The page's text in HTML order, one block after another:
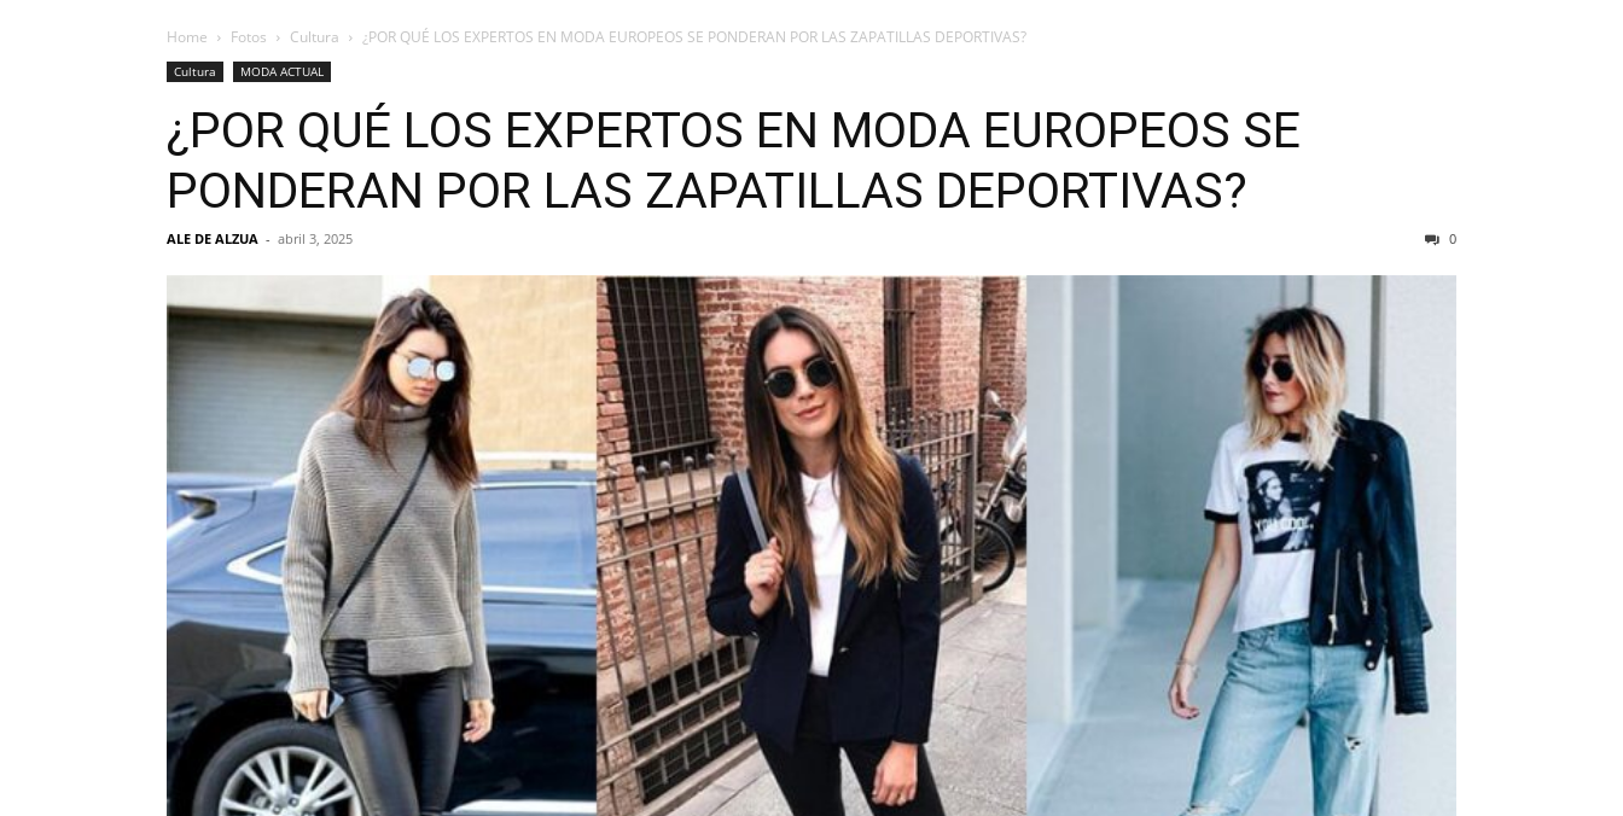
Home Fotos Cultura ¿POR QUÉ LOS EXPERTOS EN MODA EUROPEOS SE PONDERAN POR LAS ZAPATILLAS DEPORTIVAS?
Cultura MODA ACTUAL
¿POR QUÉ LOS EXPERTOS EN MODA EUROPEOS SE
PONDERAN POR LAS ZAPATILLAS DEPORTIVAS?
ALE DE ALZUA - abril 3, 2025 0